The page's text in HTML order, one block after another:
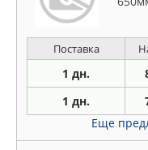
Поставка
1 дн.
1 дн.
Еще